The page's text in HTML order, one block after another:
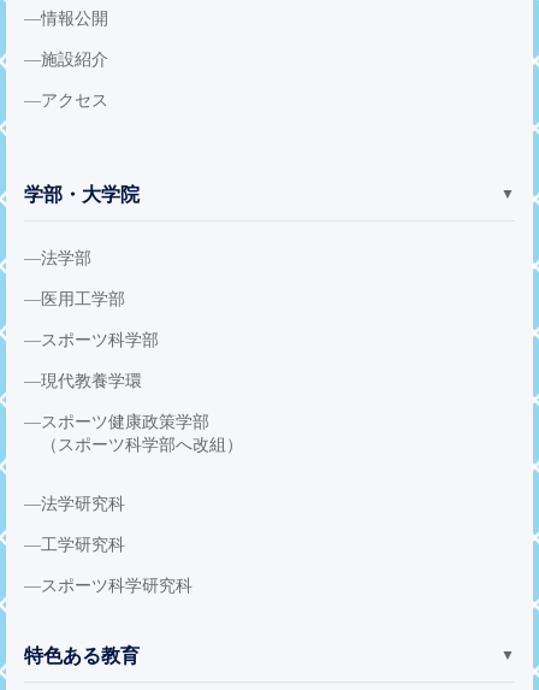
情報公開
施設紹介
アクセス
学部・大学院 ▼
法学部
医用工学部
スポーツ科学部
現代教養学環
スポーツ健康政策学部
（スポーツ科学部へ改組）
法学研究科
工学研究科
スポーツ科学研究科
特色ある教育 ▼